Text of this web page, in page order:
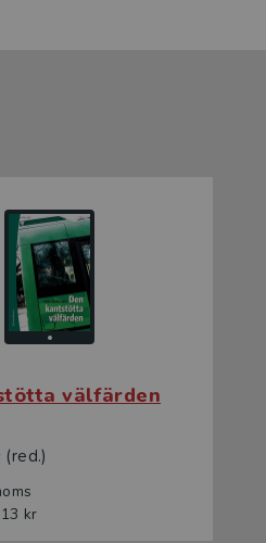
välfärden
(red.)
kr